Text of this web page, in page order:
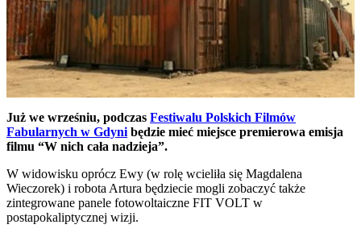
Już we wrześniu, podczas Festiwalu Polskich Filmów
Fabularnych w Gdyni będzie mieć miejsce premierowa emisja
filmu “W nich cała nadzieja”.
W widowisku oprócz Ewy (w rolę wcieliła się Magdalena
Wieczorek) i robota Artura będziecie mogli zobaczyć także
zintegrowane panele fotowoltaiczne FIT VOLT w
postapokaliptycznej wizji.